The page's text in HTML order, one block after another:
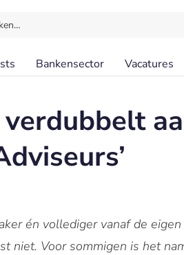
Bankensector Vacatures
én vollediger vanaf de
niet. Voor sommigen is het